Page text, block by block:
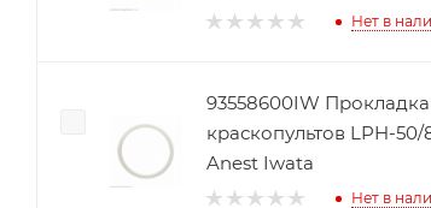
Нет в
93558600IW
краскопультов LPH-
Anest Iwata
Нет в